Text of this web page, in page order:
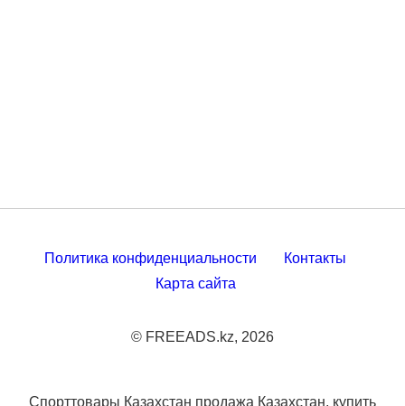
Политика конфиденциальности
Контакты
Карта сайта
© FREEADS.kz, 2026
Спорттовары Казахстан продажа Казахстан, купить